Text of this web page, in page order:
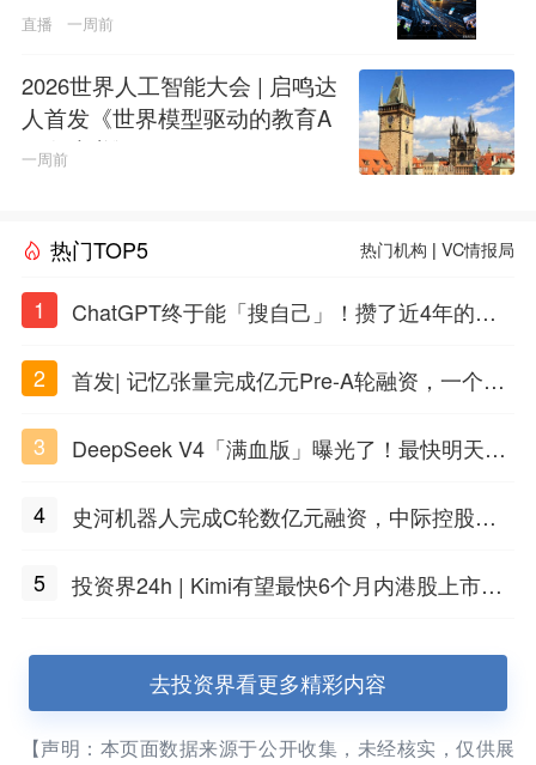
直播 一周前
2026世界人工智能大会 | 启鸣达
人首发《世界模型驱动的教育A
GI白皮书》
一周前
热门TOP5 热门机构 |VC情报局
1
ChatGPT终于能「搜自己」！攒了近4年的对
2
首发| 记忆张量完成亿元Pre-A轮融资，一个上
3
DeepSeek V4「满血版」曝光了！最快明天发
4
史河机器人完成C轮数亿元融资，中际控股领
5
投资界24h | Kimi有望最快6个月内港股上市；
去投资界看更多精彩内容
【声明：本页面数据来源于公开收集，未经核实，仅供展